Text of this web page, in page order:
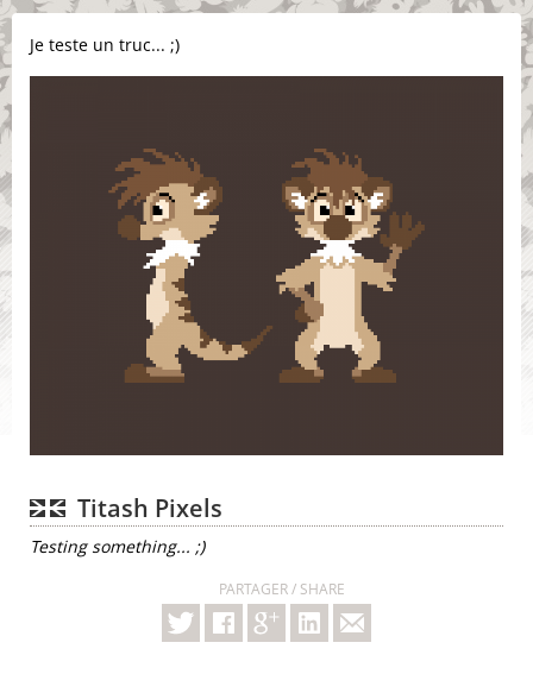
Je teste un truc... ;)
Titash Pixels
Testing something... ;)
PARTAGER / SHARE